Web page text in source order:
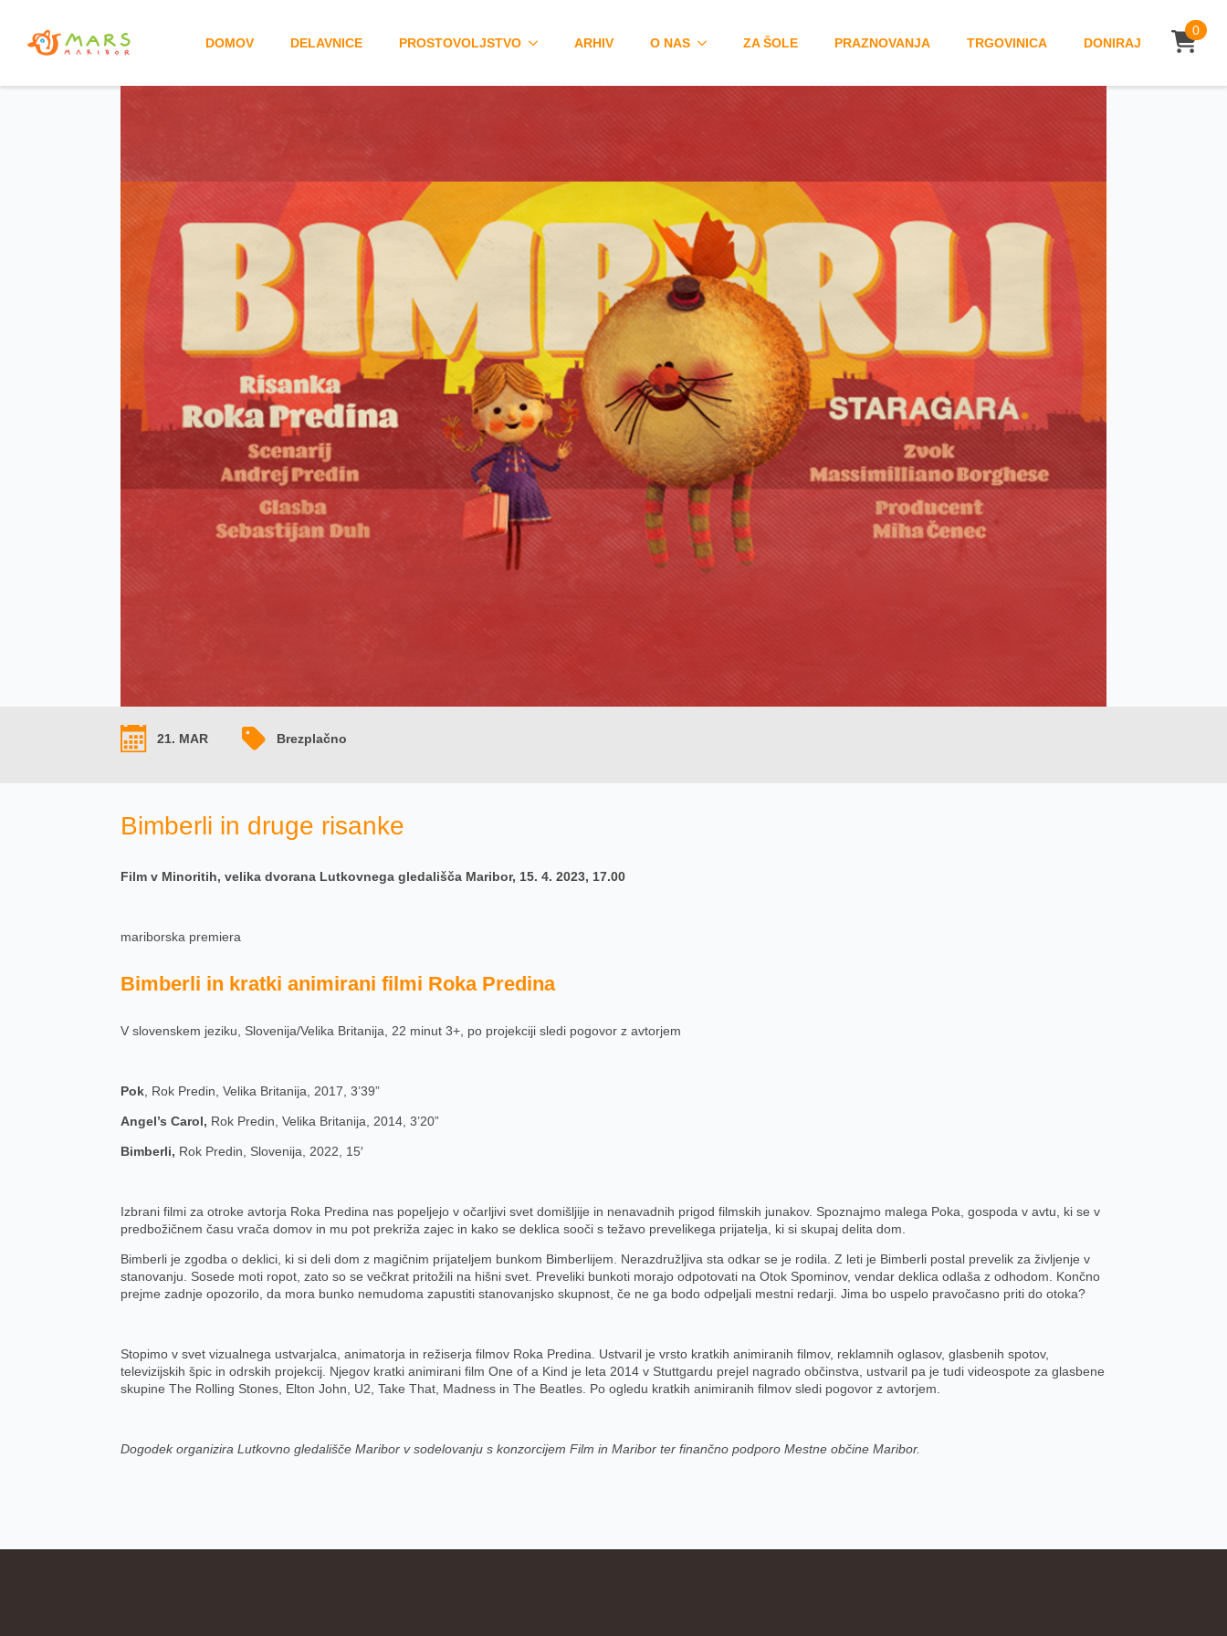
DOMOV DELAVNICE PROSTOVOLJSTVO ARHIV O NAS ZA ŠOLE PRAZNOVANJA TRGOVINICA DONIRAJ
0
21. MAR Brezplačno
Bimberli in druge risanke
Film v Minoritih, velika dvorana Lutkovnega gledališča Maribor, 15. 4. 2023, 17.00
mariborska premiera
Bimberli in kratki animirani filmi Roka Predina
V slovenskem jeziku, Slovenija/Velika Britanija, 22 minut 3+, po projekciji sledi pogovor z avtorjem
Pok , Rok Predin, Velika Britanija, 2017, 3’39”
Angel’s Carol, Rok Predin, Velika Britanija, 2014, 3’20”
Bimberli, Rok Predin, Slovenija, 2022, 15′
Izbrani filmi za otroke avtorja Roka Predina nas popeljejo v očarljivi svet domišljije in nenavadnih prigod filmskih junakov. Spoznajmo malega Poka, gospoda v avtu, ki se v
predbožičnem času vrača domov in mu pot prekriža zajec in kako se deklica sooči s težavo prevelikega prijatelja, ki si skupaj delita dom.
Bimberli je zgodba o deklici, ki si deli dom z magičnim prijateljem bunkom Bimberlijem. Nerazdružljiva sta odkar se je rodila. Z leti je Bimberli postal prevelik za življenje v
stanovanju. Sosede moti ropot, zato so se večkrat pritožili na hišni svet. Preveliki bunkoti morajo odpotovati na Otok Spominov, vendar deklica odlaša z odhodom. Končno
prejme zadnje opozorilo, da mora bunko nemudoma zapustiti stanovanjsko skupnost, če ne ga bodo odpeljali mestni redarji. Jima bo uspelo pravočasno priti do otoka?
Stopimo v svet vizualnega ustvarjalca, animatorja in režiserja filmov Roka Predina. Ustvaril je vrsto kratkih animiranih filmov, reklamnih oglasov, glasbenih spotov,
televizijskih špic in odrskih projekcij. Njegov kratki animirani film One of a Kind je leta 2014 v Stuttgardu prejel nagrado občinstva, ustvaril pa je tudi videospote za glasbene
skupine The Rolling Stones, Elton John, U2, Take That, Madness in The Beatles. Po ogledu kratkih animiranih filmov sledi pogovor z avtorjem.
Dogodek organizira Lutkovno gledališče Maribor v sodelovanju s konzorcijem Film in Maribor ter finančno podporo Mestne občine Maribor.